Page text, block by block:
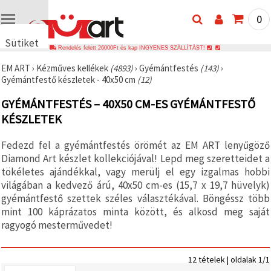
Sütiket
🍪 Cookie-
kat és
technológiákat
használunk
annak
hogy
biztosítsuk
a weboldal
megfelelő
működését,
javítsuk az
Ön
felhasználói
élményét,
és az Ön
elemezzük
0
Rendelés felett 26000Ft és kap INGYENES SZÁLLÍTÁST!
EM ART › Kézműves kellékek (4893)› Gyémántfestés (143)›
Gyémántfestő készletek - 40x50 cm (12)
GYÉMÁNTFESTÉS – 40X50 CM-ES GYÉMÁNTFESTŐ
KÉSZLETEK
Fedezd fel a gyémántfestés örömét az EM ART lenyűgöző
Diamond Art készlet kollekciójával! Lepd meg szeretteidet a
tökéletes ajándékkal, vagy merülj el egy izgalmas hobbi
világában a kedvező árú, 40x50 cm-es (15,7 x 19,7 hüvelyk)
gyémántfestő szettek széles választékával. Böngéssz több
mint 100 káprázatos minta között, és alkosd meg saját
ragyogó mesterművedet!
12 tételek | oldalak 1/1